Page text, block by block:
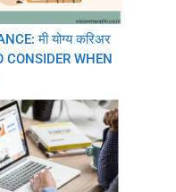
मी योग्य करिअर
CONSIDER WHEN